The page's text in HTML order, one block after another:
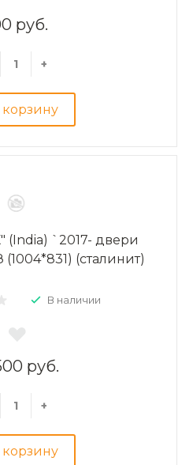
руб.
+
корзину
(India) `2017- двери
(сталинит)
В наличии
руб.
+